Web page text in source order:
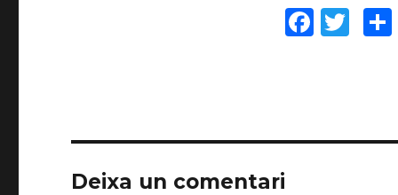
F
b
T
r
C
Deixa un comentari